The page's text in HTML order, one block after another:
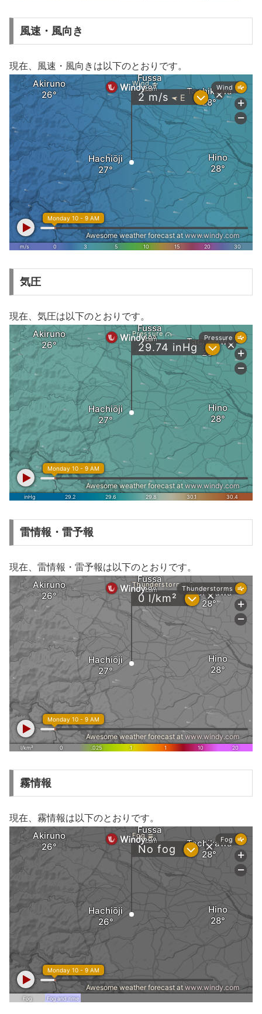
風速・風向き
現在、風速・風向きは以下のとおりです。
気圧
現在、気圧は以下のとおりです。
雷情報・雷予報
現在、雷情報・雷予報は以下のとおりです。
霧情報
現在、霧情報は以下のとおりです。